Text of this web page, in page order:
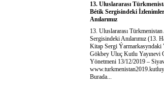
13. Uluslararası
Bétik Sergisindeki
Anılarımız
13. Uluslararası
Sergisindeki Anılarımız (13.
Kitap Sergi Ýarmarkasyndaki
Gökbey Uluç Kutlu Yayınevi
Yönetmeni 13/12/2019 –
Burada...